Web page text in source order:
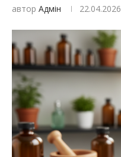
автор Адмін 22.04.2026